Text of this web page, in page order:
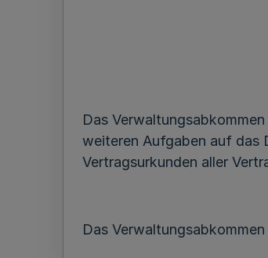
Das
weiteren Aufgaben auf das
Vertragsurkunden aller
Das